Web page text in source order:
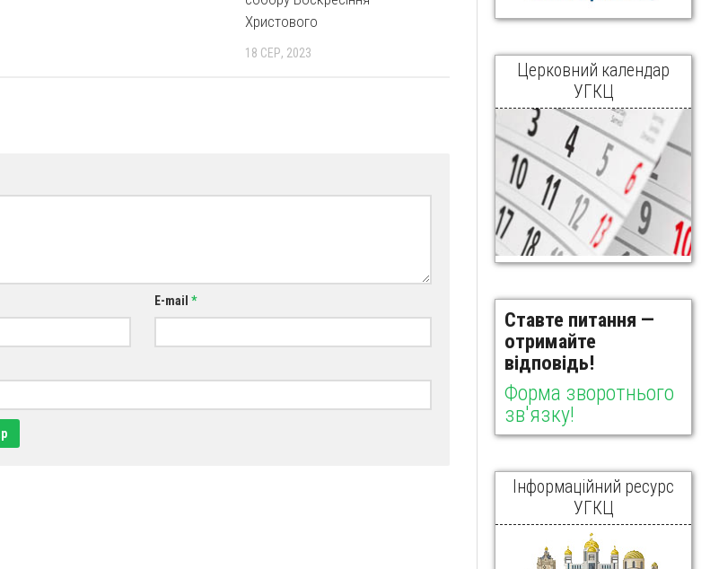
Христового
18 СЕР, 2023
E-mail *
Церковний календар
УГКЦ
Ставте питання —
отримайте
відповідь!
Форма зворотнього
зв'язку!
Інформаційний ресурс
УГКЦ